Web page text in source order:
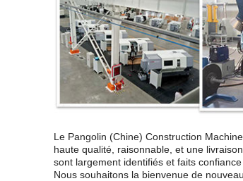
Le Pangolin (Chine) Construction
haute qualité, raisonnable, et une
sont largement identifiés et faits
Nous souhaitons la bienvenue de